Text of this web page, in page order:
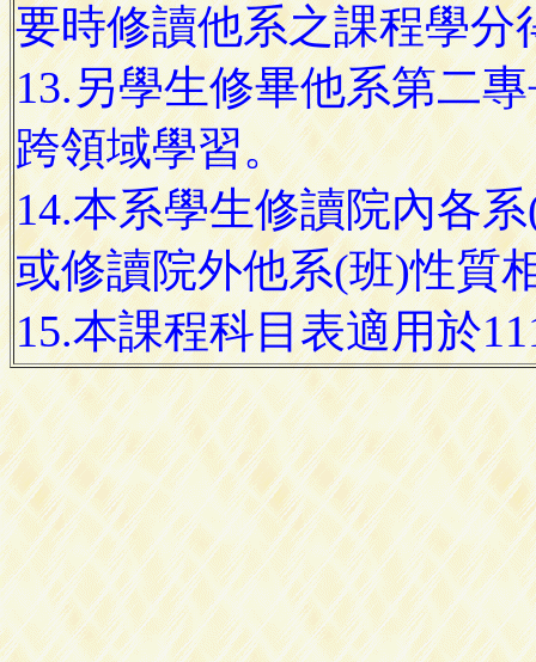
要時修讀他系之課程學分
13.另學生修畢他系第二
跨領域學習。
14.本系學生修讀院內各
或修讀院外他系(班)性質
15.本課程科目表適用於